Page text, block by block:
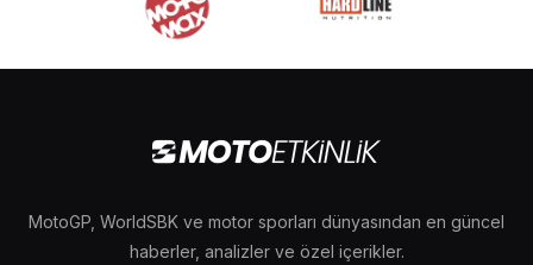
MotoGP, WorldSBK ve motor sporları dünyasından en güncel
haberler, analizler ve özel içerikler.